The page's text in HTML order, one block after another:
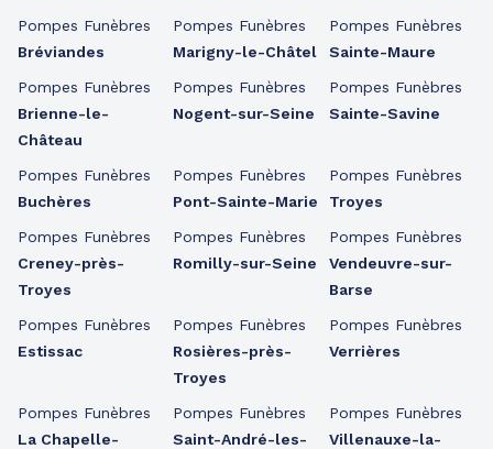
Pompes Funèbres
Bréviandes
Pompes Funèbres
Brienne-le-
Château
Pompes Funèbres
Buchères
Pompes Funèbres
Creney-près-
Troyes
Pompes Funèbres
Estissac
Pompes Funèbres
La Chapelle-
Pompes Funèbres
Marigny-le-Châtel
Pompes Funèbres
Nogent-sur-Seine
Pompes Funèbres
Pont-Sainte-Marie
Pompes Funèbres
Romilly-sur-Seine
Pompes Funèbres
Rosières-près-
Troyes
Pompes Funèbres
Saint-André-les-
Pompes Funèbres
Sainte-Maure
Pompes Funèbres
Sainte-Savine
Pompes Funèbres
Troyes
Pompes Funèbres
Vendeuvre-sur-
Barse
Pompes Funèbres
Verrières
Pompes Funèbres
Villenauxe-la-